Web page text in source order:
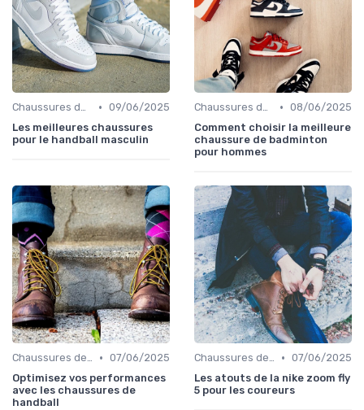
Chaussures de Sport • 09/06/2025
Les meilleures chaussures
pour le handball masculin
Chaussures de Sport • 08/06/2025
Comment choisir la meilleure
chaussure de badminton
pour hommes
Chaussures de Sport • 07/06/2025
Optimisez vos performances
avec les chaussures de
handball
Chaussures de Sport • 07/06/2025
Les atouts de la nike zoom fly
5 pour les coureurs